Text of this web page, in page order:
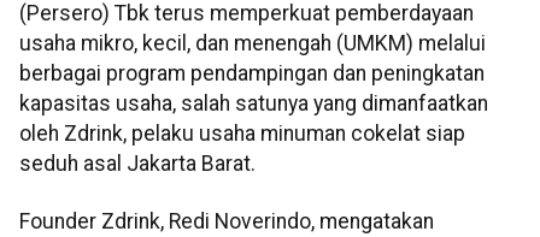
(Persero) Tbk terus memperkuat pemberdayaan
usaha mikro, kecil, dan menengah (UMKM) melalui
berbagai program pendampingan dan peningkatan
kapasitas usaha, salah satunya yang dimanfaatkan
oleh Zdrink, pelaku usaha minuman cokelat siap
seduh asal Jakarta Barat.
Founder Zdrink, Redi Noverindo, mengatakan